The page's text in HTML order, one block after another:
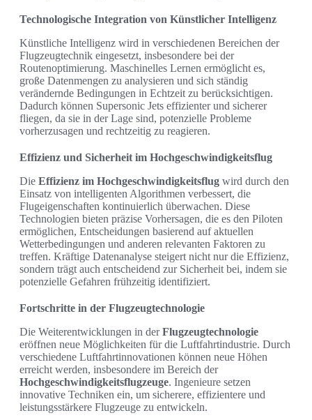
Technologische Integration von Künstlicher Intelligenz
Künstliche Intelligenz wird in verschiedenen Bereichen der
Flugzeugtechnik eingesetzt, insbesondere bei der
Routenoptimierung. Maschinelles Lernen ermöglicht es,
große Datenmengen zu analysieren und sich ständig
verändernde Bedingungen in Echtzeit zu berücksichtigen.
Dadurch können Supersonic Jets effizienter und sicherer
fliegen, da sie in der Lage sind, potenzielle Probleme
vorherzusagen und rechtzeitig zu reagieren.
Effizienz und Sicherheit im Hochgeschwindigkeitsflug
Die Effizienz im Hochgeschwindigkeitsflug wird durch den
Einsatz von intelligenten Algorithmen verbessert, die
Flugeigenschaften kontinuierlich überwachen. Diese
Technologien bieten präzise Vorhersagen, die es den Piloten
ermöglichen, Entscheidungen basierend auf aktuellen
Wetterbedingungen und anderen relevanten Faktoren zu
treffen. Kräftige Datenanalyse steigert nicht nur die Effizienz,
sondern trägt auch entscheidend zur Sicherheit bei, indem sie
potenzielle Gefahren frühzeitig identifiziert.
Fortschritte in der Flugzeugtechnologie
Die Weiterentwicklungen in derFlugzeugtechnologie
eröffnen neue Möglichkeiten für die Luftfahrtindustrie. Durch
verschiedene Luftfahrtinnovationen können neue Höhen
erreicht werden, insbesondere im Bereich der
Hochgeschwindigkeitsflugzeuge. Ingenieure setzen
innovative Techniken ein, um sicherere, effizientere und
leistungsstärkere Flugzeuge zu entwickeln.